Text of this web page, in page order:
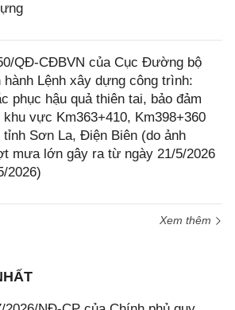
QĐ-CĐBVN của Cục Đường bộ
hành Lệnh xây dựng công trình:
phục hậu quả thiên tai, bảo đảm
vực Km363+410, Km398+360
tỉnh Sơn La, Điện Biên (do ảnh
mưa lớn gây ra từ ngày 21/5/2026
2026)
Xem thêm